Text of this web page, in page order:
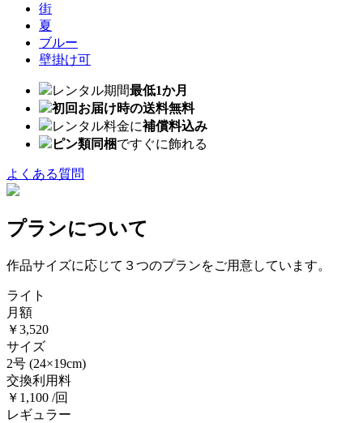
街
夏
ブルー
壁掛け可
レンタル期間最低1か月
初回お届け時の送料無料
レンタル料金に補償料込み
ピン類同梱ですぐに飾れる
よくある質問
プランについて
作品サイズに応じて３つのプランをご用意しています。
ライト
月額
￥3,520
サイズ
2号 (24×19cm)
交換利用料
￥1,100 /回
レギュラー